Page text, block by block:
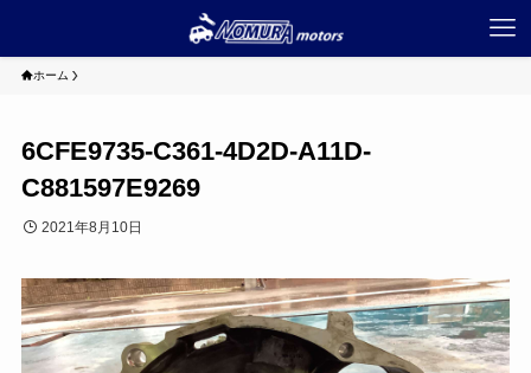
ホーム
6CFE9735-C361-4D2D-A11D-
C881597E9269
2021年8月10日